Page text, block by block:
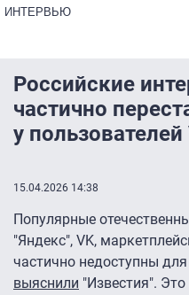
ИНТЕРВЬЮ
Российские
частично
у пользователей
15.04.2026 14:38
Популярные
"Яндекс", VK,
частично недоступны
выяснили "Известия".